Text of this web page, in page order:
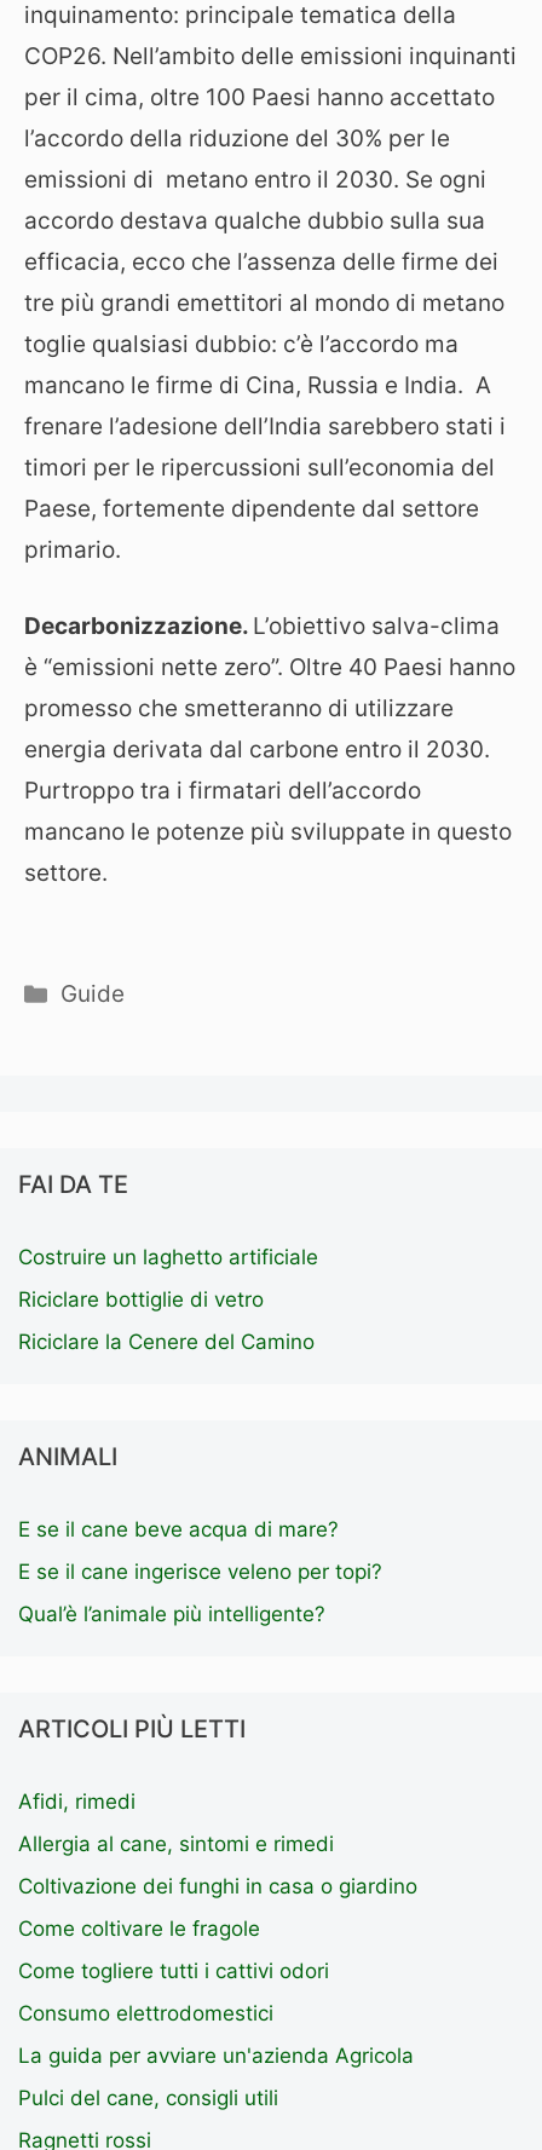
inquinamento: principale tematica della
COP26. Nell’ambito delle emissioni inquinanti
per il cima, oltre 100 Paesi hanno accettato
l’accordo della riduzione del 30% per le
emissioni di metano entro il 2030. Se ogni
accordo destava qualche dubbio sulla sua
efficacia, ecco che l’assenza delle firme dei
tre più grandi emettitori al mondo di metano
toglie qualsiasi dubbio: c’è l’accordo ma
mancano le firme di Cina, Russia e India. A
frenare l’adesione dell’India sarebbero stati i
timori per le ripercussioni sull’economia del
Paese, fortemente dipendente dal settore
primario.
Decarbonizzazione. L’obiettivo salva-clima
è “emissioni nette zero”. Oltre 40 Paesi hanno
promesso che smetteranno di utilizzare
energia derivata dal carbone entro il 2030.
Purtroppo tra i firmatari dell’accordo
mancano le potenze più sviluppate in questo
settore.
Categorie
Guide
FAI DA TE
Costruire un laghetto artificiale
Riciclare bottiglie di vetro
Riciclare la Cenere del Camino
ANIMALI
E se il cane beve acqua di mare?
E se il cane ingerisce veleno per topi?
Qual’è l’animale più intelligente?
ARTICOLI PIÙ LETTI
Afidi, rimedi
Allergia al cane, sintomi e rimedi
Coltivazione dei funghi in casa o giardino
Come coltivare le fragole
Come togliere tutti i cattivi odori
Consumo elettrodomestici
La guida per avviare un'azienda Agricola
Pulci del cane, consigli utili
Ragnetti rossi